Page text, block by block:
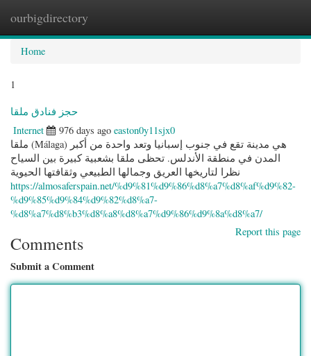
ourbigdirectory
Home
1
حجز فنادق ملقا
Internet 976 days ago easton0y11sjx0
ملقا (Málaga) هي مدينة تقع في جنوب إسبانيا وتعد واحدة من أكبر
المدن في منطقة الأندلس. تحظى ملقا بشعبية كبيرة بين السياح
نظرا لتاريخها العريق وجمالها الطبيعي وثقافتها الحيوية
https://almosaferspain.net/%d9%81%d9%86%d8%a7%d8%af%d9%82-
%d9%85%d9%84%d9%82%d8%a7-
%d8%a7%d8%b3%d8%a8%d8%a7%d9%86%d9%8a%d8%a7/
Report this page
Comments
Submit a Comment